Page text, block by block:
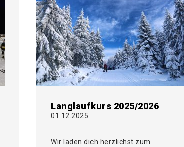
Langlaufkurs 2025/2026
01.12.2025
Wir laden dich herzlichst zum